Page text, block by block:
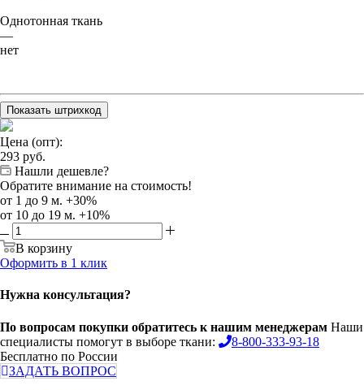
Однотонная ткань
—
нет
Показать штрихкод
Цена (опт):
293 руб.
Нашли дешевле?
Обратите внимание на стоимость!
от 1 до 9 м. +30%
от 10 до 19 м. +10%
В корзину
Оформить в 1 клик
Нужна консультация?
По вопросам покупки обратитесь к нашим менеджерам Наши
специалисты помогут в выборе ткани:
8-800-333-93-18
Бесплатно по России
ЗАДАТЬ ВОПРОС